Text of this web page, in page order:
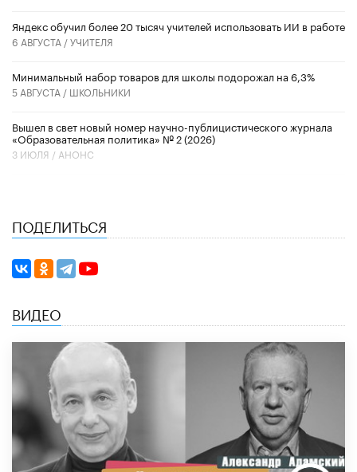
​Яндекс обучил более 20 тысяч учителей использовать ИИ в работе
6 АВГУСТА /УЧИТЕЛЯ
Минимальный набор товаров для школы подорожал на 6,3%
5 АВГУСТА / ШКОЛЬНИКИ
Вышел в свет новый номер научно-публицистического журнала
«Образовательная политика» № 2 (2026)
3 ИЮЛЯ / АНОНС
ПОДЕЛИТЬСЯ
ВИДЕО